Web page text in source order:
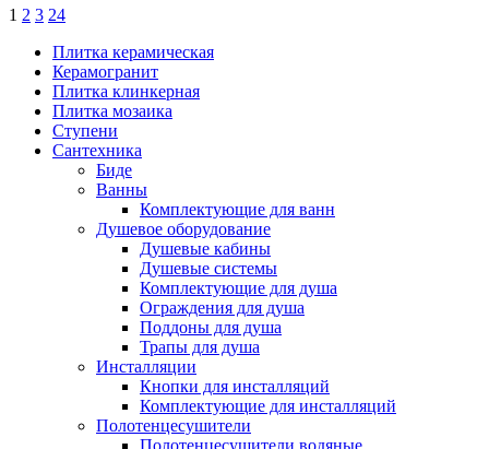
1 2 3 24
Плитка керамическая
Керамогранит
Плитка клинкерная
Плитка мозаика
Ступени
Сантехника
Биде
Ванны
Комплектующие для ванн
Душевое оборудование
Душевые кабины
Душевые системы
Комплектующие для душа
Ограждения для душа
Поддоны для душа
Трапы для душа
Инсталляции
Кнопки для инсталляций
Комплектующие для инсталляций
Полотенцесушители
Полотенцесушители водяные